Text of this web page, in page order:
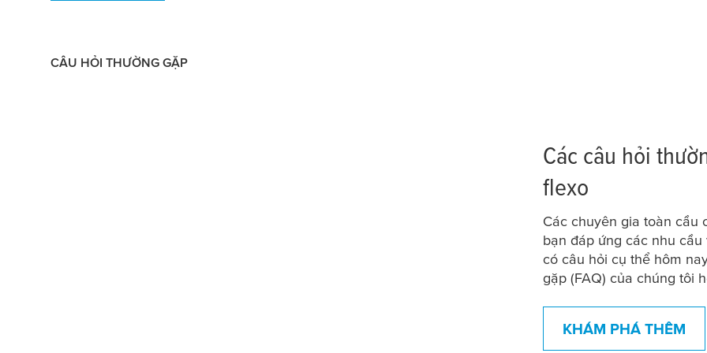
CÂU HỎI THƯỜNG GẶP
Các câu hỏi
flexo
Các chuyên gia toàn cầu
bạn đáp ứng các nhu
có câu hỏi cụ thể hôm
gặp (FAQ) của chúng tôi
KHÁM PHÁ THÊM